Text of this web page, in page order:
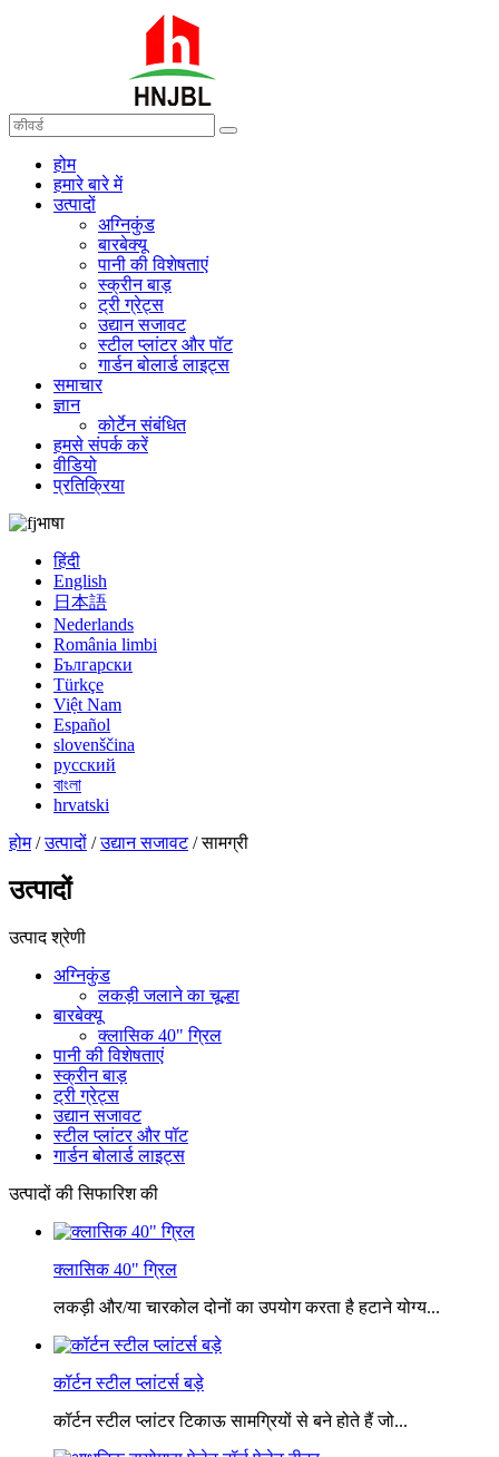
होम
हमारे बारे में
उत्पादों
अग्निकुंड
बारबेक्यू
पानी की विशेषताएं
स्क्रीन बाड़
ट्री ग्रेट्स
उद्यान सजावट
स्टील प्लांटर और पॉट
गार्डन बोलार्ड लाइट्स
समाचार
ज्ञान
कोर्टेन संबंधित
हमसे संपर्क करें
वीडियो
प्रतिक्रिया
भाषा
हिंदी
English
日本語
Nederlands
România limbi
Български
Türkçe
Việt Nam
Español
slovenščina
русский
বাংলা
hrvatski
होम/उत्पादों /उद्यान सजावट/ सामग्री
उत्पादों
उत्पाद श्रेणी
अग्निकुंड
लकड़ी जलाने का चूल्हा
बारबेक्यू
क्लासिक 40" ग्रिल
पानी की विशेषताएं
स्क्रीन बाड़
ट्री ग्रेट्स
उद्यान सजावट
स्टील प्लांटर और पॉट
गार्डन बोलार्ड लाइट्स
उत्पादों की सिफारिश की
क्लासिक 40" ग्रिल
लकड़ी और/या चारकोल दोनों का उपयोग करता है हटाने योग्य...
कॉर्टन स्टील प्लांटर्स बड़े
कॉर्टन स्टील प्लांटर टिकाऊ सामग्रियों से बने होते हैं जो...